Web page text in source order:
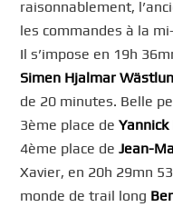
raisonnablement,
les commandes à la
Il s’impose en 19h
Simen Hjalmar
de 20 minutes. Belle
3ème place de
4ème place deJean-
Xavier, en 20h 29mn
monde de trail long